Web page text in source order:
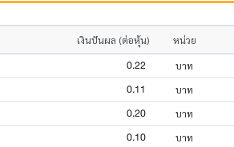
เงินปันผล (ต่อหุ้น) หน่วย
0.22 บาท
0.11 บาท
0.20 บาท
0.10 บาท